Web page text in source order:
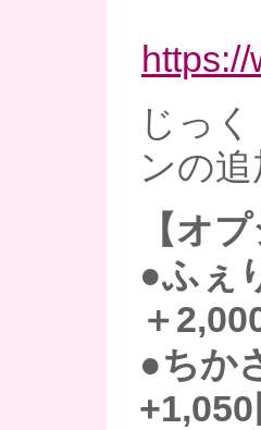
じっ
ンの
【オ
●ふぇ
＋
●ちか
+1,050